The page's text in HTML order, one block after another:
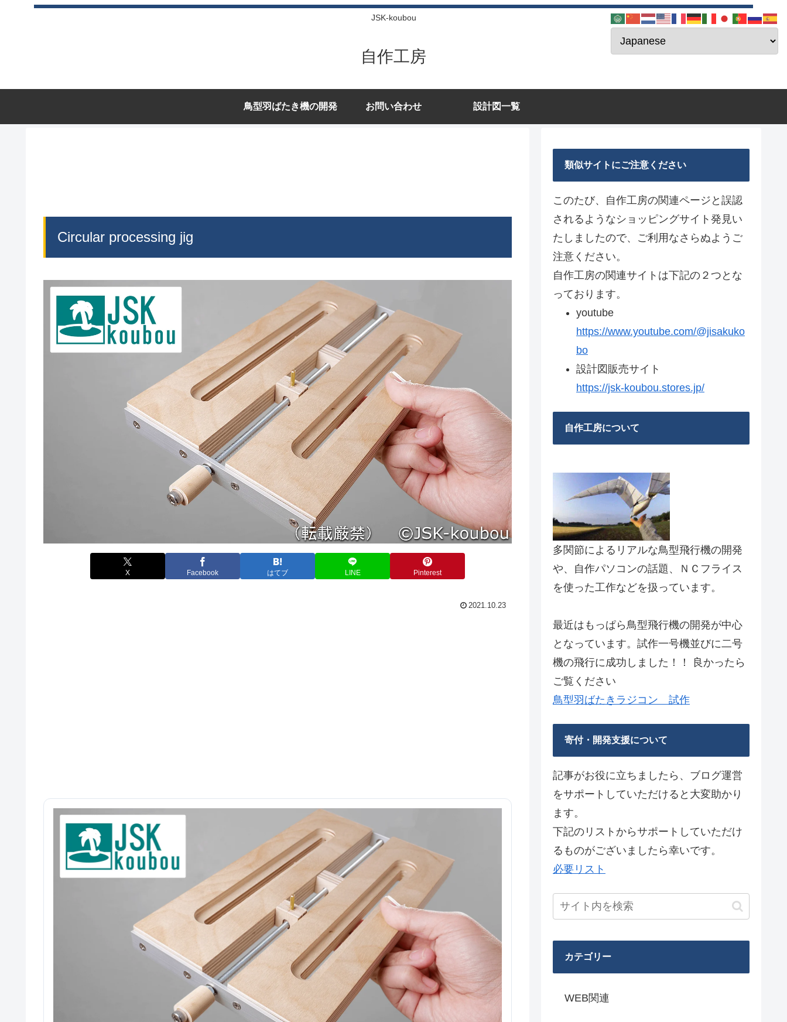
JSK-koubou
自作工房
鳥型羽ばたき機の開発 お問い合わせ 設計図一覧
Circular processing jig
X Facebook はてブ LINE Pinterest
2021.10.23
類似サイトにご注意ください
このたび、自作工房の関連ページと誤認
されるようなショッピングサイト発見い
たしましたので、ご利用なさらぬようご
注意ください。
自作工房の関連サイトは下記の２つとな
っております。
youtube
https://www.youtube.com/@jisakuko
bo
設計図販売サイト
https://jsk-koubou.stores.jp/
自作工房について
多関節によるリアルな鳥型飛行機の開発
や、自作パソコンの話題、ＮＣフライス
を使った工作などを扱っています。
最近はもっぱら鳥型飛行機の開発が中心
となっています。試作一号機並びに二号
機の飛行に成功しました！！ 良かったら
ご覧ください
鳥型羽ばたきラジコン 試作
寄付・開発支援について
記事がお役に立ちましたら、ブログ運営
をサポートしていただけると大変助かり
ます。
下記のリストからサポートしていただけ
るものがございましたら幸いです。
必要リスト
カテゴリー
WEB関連